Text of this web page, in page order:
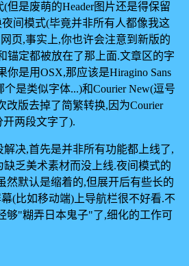
但是废萌的Header图片还是得保留
间模式(毕竟并非所有人都像我这
页,事实上,你也许会注意到新版的
锚定都被放在了那上面.文章区的字
是用OSX,那应该是Hiragino Sans
是类似字体...)和Courier New(逗号
改版去掉了简繁转换,因为Courier
两段文字了).
决,首先是并非所有功能都上线了,
乏美术素材而没上线.夜间模式的
然默认是缩着的,但展开后有些长的
(比如移动端)上导航栏很不好看.不
够"糊弄日本鬼子"了,细化的工作可